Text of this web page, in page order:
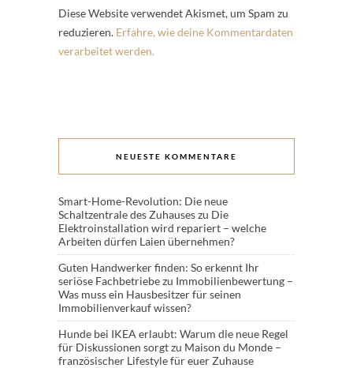
Diese Website verwendet Akismet, um Spam zu
reduzieren. Erfahre, wie deine Kommentardaten
verarbeitet werden.
NEUESTE KOMMENTARE
Smart-Home-Revolution: Die neue
Schaltzentrale des Zuhauseszu Die
Elektroinstallation wird repariert – welche
Arbeiten dürfen Laien übernehmen?
Guten Handwerker finden: So erkennt Ihr
seriöse Fachbetriebezu Immobilienbewertung –
Was muss ein Hausbesitzer für seinen
Immobilienverkauf wissen?
Hunde bei IKEA erlaubt: Warum die neue Regel
für Diskussionen sorgtzu Maison du Monde –
französischer Lifestyle für euer Zuhause